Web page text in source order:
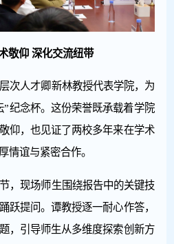
敬仰 深化交流纽带
次人才卿新林教授代表学院，为
纪念杯。这份荣誉既承载着学院
仰，也见证了两校多年来在学术
情谊与紧密合作。
，现场师生围绕报告中的关键技
跃提问。谭教授逐一耐心作答，
，引导师生从多维度探索创新方